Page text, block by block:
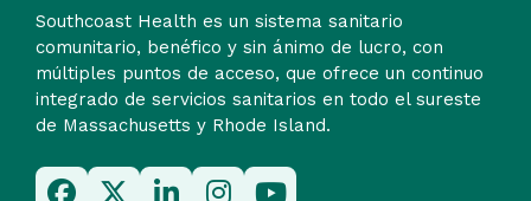
Southcoast Health es un sistema sanitario
comunitario, benéfico y sin ánimo de lucro, con
múltiples puntos de acceso, que ofrece un continuo
integrado de servicios sanitarios en todo el sureste
de Massachusetts y Rhode Island.